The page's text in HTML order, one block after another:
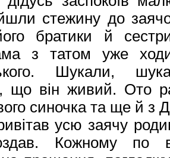
стежину до
братики й
з татом уже
Шукали,
що він живий. Ото
синочка та ще й з
усю заячу
Кожному по